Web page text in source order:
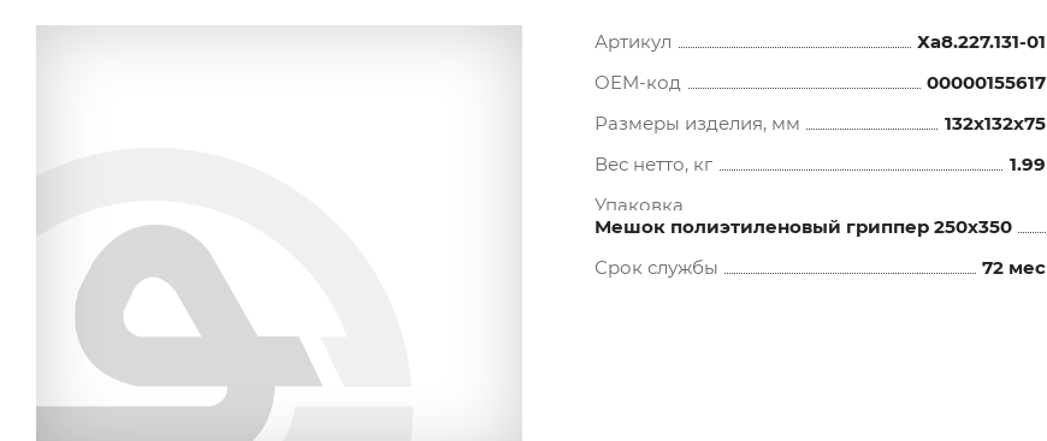
Артикул
Ха8.227.131-01
OEM-код
00000155617
Размеры изделия, мм
132x132x75
Вес нетто, кг
1.99
Упаковка
Мешок полиэтиленовый гриппер 250х350
Срок службы
72 мес